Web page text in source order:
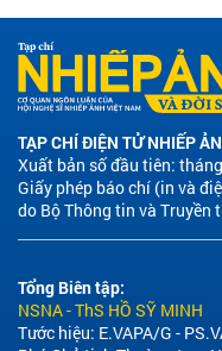
TẠP CHÍ ĐIỆN TỬ NHIẾP
Xuất bản số đầu tiên:
Giấy phép báo chí (in và
do Bộ Thông tin và
Tổng Biên tập:
NSNA - ThS HỒ SỸ MINH
Tước hiệu: E.VAPA/G -